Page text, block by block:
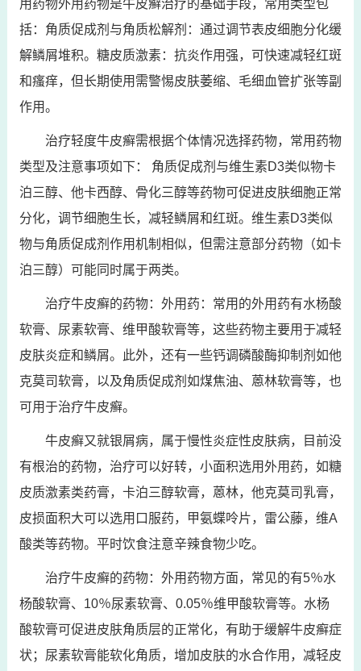
用药物外用药物是牛皮癣治疗的基础手段，常用类型包
括：角质促成剂与角质松解剂：通过调节表皮细胞分化缓
解鳞屑堆积。糖皮质激素：抗炎作用强，可快速减轻红斑
和瘙痒，但长期使用需警惕皮肤萎缩、毛细血管扩张等副
作用。
治疗轻度牛皮癣需根据个体情况选择药物，常用药物
类型及注意事项如下： 角质促成剂与维生素D3类似物卡
泊三醇、他卡西醇、骨化三醇等药物可促进皮肤细胞正常
分化，调节细胞生长，减轻鳞屑和红斑。维生素D3类似
物与角质促成剂作用机制相似，但需注意部分药物（如卡
泊三醇）可能同时属于两类。
治疗牛皮癣的药物：外用药：常用的外用药有水杨酸
软膏、尿素软膏、维甲酸软膏等，这些药物主要用于减轻
皮肤炎症和鳞屑。此外，还有一些钙调磷酸酶抑制剂如他
克莫司软膏，以及角质促成剂如煤焦油、蒽林软膏等，也
可用于治疗牛皮癣。
牛皮癣又就银屑病，属于慢性炎症性皮肤病，目前没
有根治的药物，治疗可以好转，小面积选用外用药，如糖
皮质激素类药膏，卡泊三醇软膏，蒽林，他克莫司乳膏，
皮损面积大可以选用口服药，甲氨蝶呤片，雷公藤，维A
酸类等药物。平时饮食注意辛辣食物少吃。
治疗牛皮癣的药物：外用药物方面，常见的有5％水
杨酸软膏、10％尿素软膏、0.05％维甲酸软膏等。水杨
酸软膏可促进皮肤角质层的正常化，有助于缓解牛皮癣症
状；尿素软膏能软化角质，增加皮肤的水合作用，减轻皮